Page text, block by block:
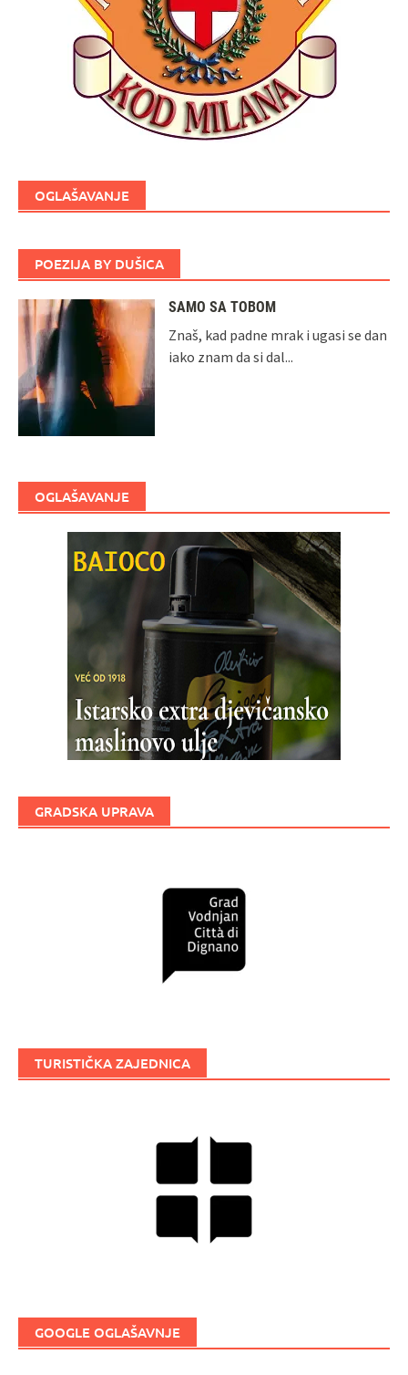
OGLAŠAVANJE
POEZIJA BY DUŠICA
SAMO SA TOBOM
Znaš, kad padne mrak i ugasi se dan
iako znam da si dal...
OGLAŠAVANJE
GRADSKA UPRAVA
TURISTIČKA ZAJEDNICA
GOOGLE OGLAŠAVNJE